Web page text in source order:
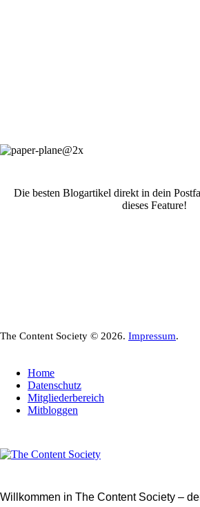
Die besten Blogartikel direkt in dein
dieses Feature!
The Content Society © 2026. Impressum.
Home
Datenschutz
Mitgliederbereich
Mitbloggen
Willkommen in The Content Society –